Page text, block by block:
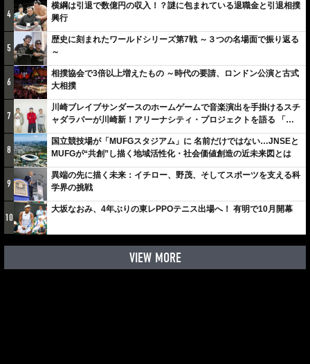
4
横綱は引退で数億円の収入！？謎に包まれている退職金と引退相撲
興行
5
歴史に刻まれたワールドシリーズ第7戦 ～３つの名場面で振り返る
～
6
相撲協会で3倍以上増えたもの ～時代の要請、ロンドン公演と古式
大相撲
7
川崎ブレイブサンダースのホームゲームで音楽演出を手掛けるスチ
ャダラパーが川崎新！アリーナシティ・プロジェクトを語る 「楽
しみでしかないでしょ。川崎は、ずっと成長曲線だから」
8
国立競技場が「MUFGスタジアム」に 名前だけではない…JNSEと
MUFGが“共創”し描く地域活性化・社会価値創造の近未来図とは
9
異端の先に描く未来：イチロー、野茂、そしてスポーツを支える科
学界の挑戦
10
大坂なおみ、4年ぶりの東レPPOテニス出場へ！ 有明で10月開幕
VIEW MORE